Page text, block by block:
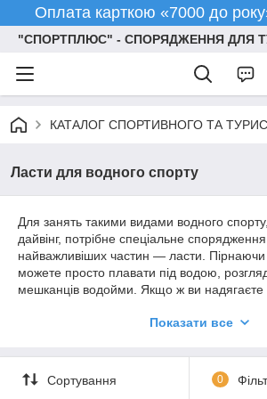
Оплата карткою «7000 до
"СПОРТПЛЮС" - СПОРЯДЖЕННЯ ДЛЯ
КАТАЛОГ СПОРТИВНОГО ТА
Ласти для водного спорту
Для занять такими видами водного
дайвінг, потрібне спеціальне
найважливіших частин — ласти.
можете просто плавати під водою,
мешканців водойми. Якщо ж ви надягаєте
того, щоб плисти. В цьому випадку без
спорту, ви розважатиметеся комфортно
Показати все
Сортування 0